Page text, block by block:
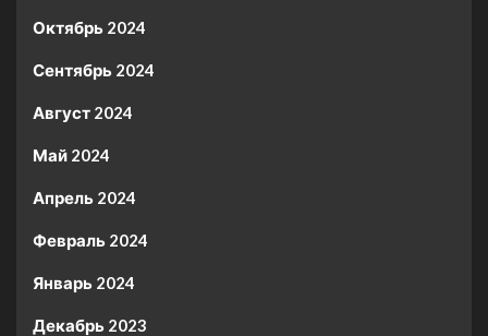
Октябрь 2024
Сентябрь 2024
Август 2024
Май 2024
Апрель 2024
Февраль 2024
Январь 2024
Декабрь 2023